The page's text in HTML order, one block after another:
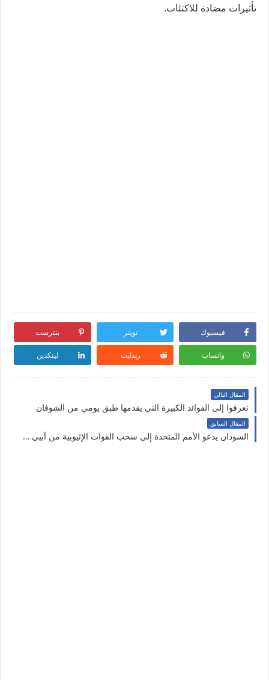
تأثيرات مضادة للاكتئاب.
فيسبوك تويتر بنترست
واتساب ريدايت لينكدين
المقال التالي
تعرفوا إلى الفوائد الكبيرة التي يقدمها طبق يومي من الشوفان
المقال السابق
السودان يدعو الأمم المتحدة إلى سحب القوات الإثيوبية من آبيي لافتقادها الحيادية